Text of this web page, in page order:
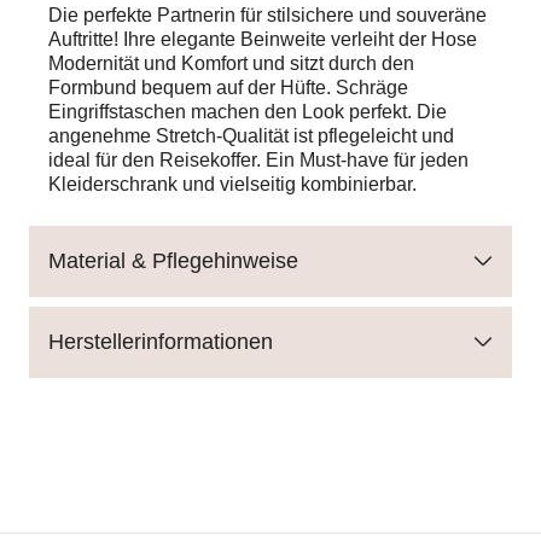
Die perfekte Partnerin für stilsichere und souveräne
Auftritte! Ihre elegante Beinweite verleiht der Hose
Modernität und Komfort und sitzt durch den
Formbund bequem auf der Hüfte. Schräge
Eingriffstaschen machen den Look perfekt. Die
angenehme Stretch-Qualität ist pflegeleicht und
ideal für den Reisekoffer. Ein Must-have für jeden
Kleiderschrank und vielseitig kombinierbar.
Material & Pflegehinweise
Herstellerinformationen